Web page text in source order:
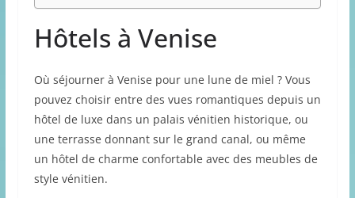
Hôtels à Venise
Où séjourner à Venise pour une lune de miel ? Vous
pouvez choisir entre des vues romantiques depuis un
hôtel de luxe dans un palais vénitien historique, ou
une terrasse donnant sur le grand canal, ou même
un hôtel de charme confortable avec des meubles de
style vénitien.